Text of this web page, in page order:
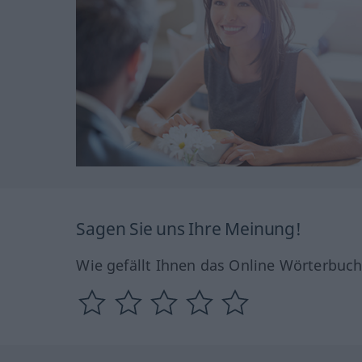
Sagen Sie uns Ihre Meinung!
Wie gefällt Ihnen das Online